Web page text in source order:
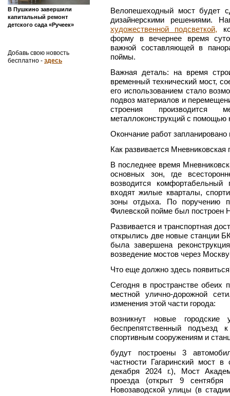
В Пушкино завершили
капитальный ремонт
детского сада «Ручеек»
Добавь свою новость
бесплатно - здесь
Велопешеходный мост будет
дизайнерскими решениями.
художественной подсветкой,
форму в вечернее время
важной составляющей в
поймы.
Важная деталь: на время
временный технический мост,
его использованием стало
подвоз материалов и
строения производится
металлоконструкций с помощью
Окончание работ запланировано
Как развивается Мневниковская
В последнее время
основных зон, где
возводится комфортабельный
входят жилые кварталы,
зоны отдыха. По поручению
Филевской пойме был построен
Развивается и транспортная
открылись две новые станции
была завершена
возведение мостов через
Что еще должно здесь
Сегодня в пространстве обеих
местной улично-дорожной
изменения этой части города:
возникнут новые городские
беспрепятственный
спортивным сооружениям и
будут построены 3
частности Гагаринский мост
декабря 2024 г.), Мост
проезда (открыт 9
Новозаводской улицы (в